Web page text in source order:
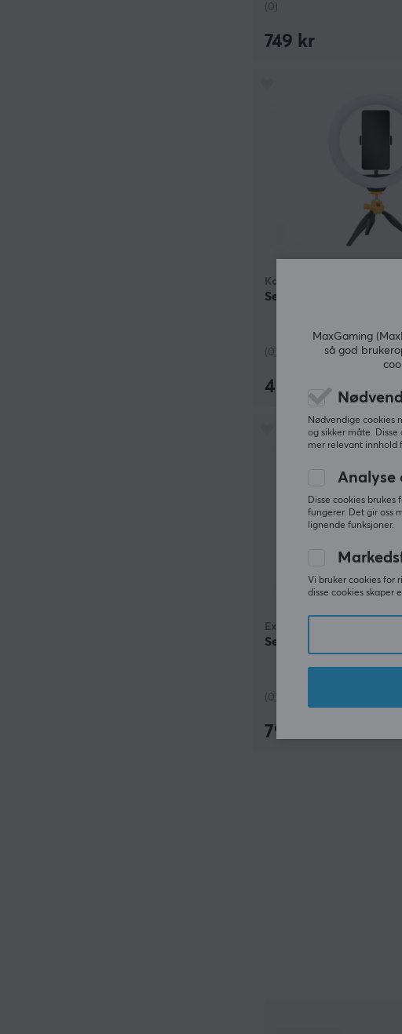
(0)
749 kr
Kodak
Selfie Ring Light
(0)
489 kr
Extreme Media
Selfie Stick SF-20W -
(0)
79 kr
MaxGaming
så god
Nødvendige cookies
og sikker måte.
mer relevant innhold
Analyse
Disse cookies
fungerer. Det gir oss
lignende funksjoner.
Vi bruker cookies for
disse cookies skaper